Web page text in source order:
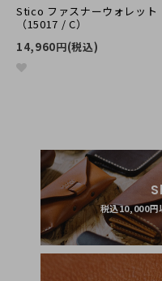
始めは少し硬いので、ぐ
ります。」後５ｍ大きい
使ってるうちに皮も柔く
が、スマホのサイズもど
2021/11/22 14:46:43
いつもドゥラムをご利用い
ご満足いただいているとの
ぜひ末永くご使用いただき
いただけますと幸いです。
また、サイズに関してまし
がとうございました。
今後の商品開発の参考とさ
ありがとうございました。
Stico ファスナーウォレット
（15017 / C）
14,960円(税込)
税込10,000円